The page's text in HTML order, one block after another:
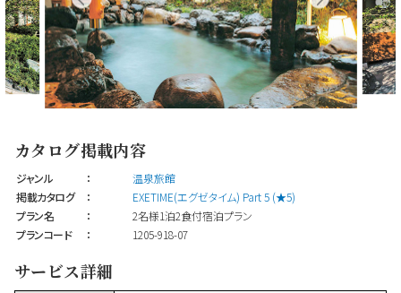
カタログ掲載内容
ジャンル ：
温泉旅館
掲載カタログ
：
EXETIME(エグゼタイム) Part 5 (★5)
プラン名
：
2名様1泊2食付宿泊プラン
プランコード
： 1205-918-07
サービス詳細